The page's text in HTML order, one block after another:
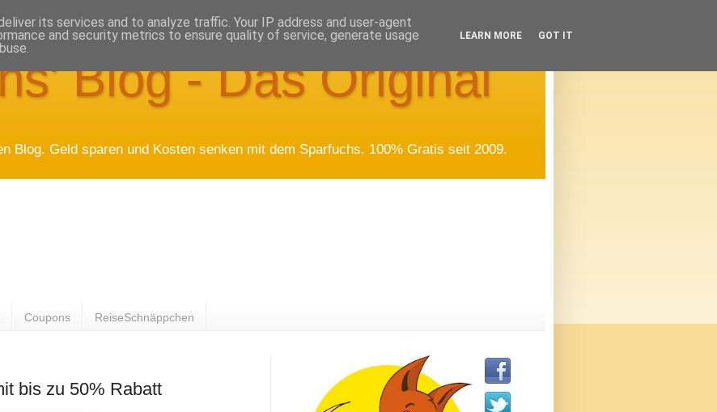
Blog - Das Original
Blog. Geld sparen und Kosten senken mit dem Sparfuchs. 100% Gratis seit 2009.
Coupons ReiseSchnäppchen
bis zu 50% Rabatt
its services and to analyze traffic. Your IP address and user-agent
and security metrics to ensure quality of service, generate usage
LEARN MORE GOT IT